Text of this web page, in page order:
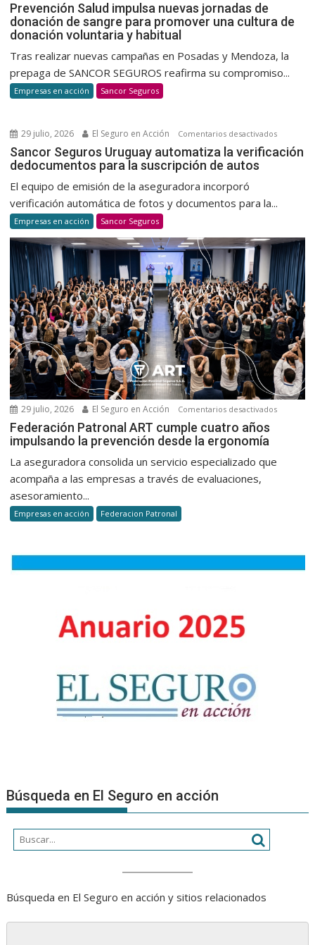
Salud
para
y
habitual
Prevención Salud impulsa nuevas jornadas de
donación de sangre para promover una cultura de
donación voluntaria y habitual
Tras realizar nuevas campañas en Posadas y Mendoza, la
prepaga de SANCOR SEGUROS reafirma su compromiso...
Empresas en acción Sancor Seguros
29 julio, 2026 El Seguro en Acción Comentarios desactivadosen
Sancor
la
para
la
de
autos
Sancor Seguros Uruguay automatiza la verificación
dedocumentos para la suscripción de autos
El equipo de emisión de la aseguradora incorporó
verificación automática de fotos y documentos para la...
Empresas en acción Sancor Seguros
29 julio, 2026 El Seguro en Acción Comentarios desactivadosen
Federación Patronal ART cumple cuatro años
impulsando la prevención desde la ergonomía
La aseguradora consolida un servicio especializado que
acompaña a las empresas a través de evaluaciones,
asesoramiento...
Empresas en acción Federacion Patronal
Búsqueda en El Seguro en acción
Búsqueda en El Seguro en acción y sitios relacionados